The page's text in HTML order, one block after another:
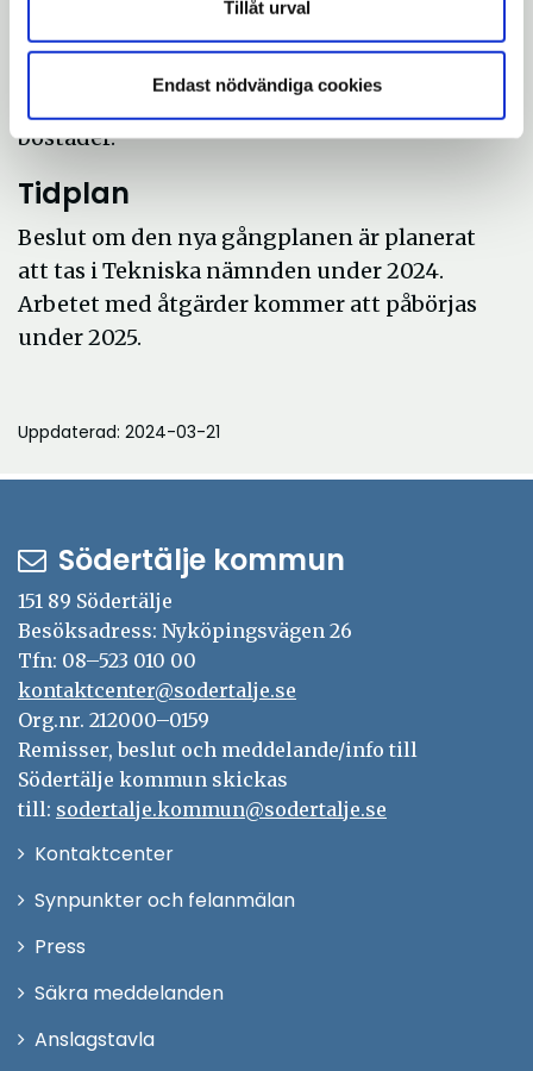
Tillåt urval
Endast nödvändiga cookies
säga, kräver mindre plats i staden är vad
motorfordon gör vilket lämnar mer plats till
annat som exempelvis torg, natur och
bostäder.
Tidplan
Beslut om den nya gångplanen är planerat
att tas i Tekniska nämnden under 2024.
Arbetet med åtgärder kommer att påbörjas
under 2025.
Uppdaterad: 2024-03-21
Södertälje kommun
151 89 Södertälje
Besöksadress: Nyköpingsvägen 26
Tfn: 08–523 010 00
kontaktcenter@sodertalje.se
Org.nr. 212000–0159
Remisser, beslut och meddelande/info till
Södertälje kommun skickas
till: sodertalje.kommun@sodertalje.se
KontaktcenterÖppna
Synpunkter och felanmälan
Press
fönster
Säkra meddelanden
Anslagstavla